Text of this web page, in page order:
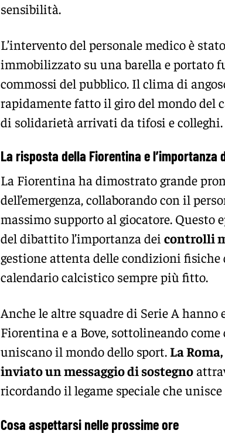
sensibilità.
L’intervento del personale medico è
immobilizzato su una barella e portato
commossi del pubblico. Il clima di
rapidamente fatto il giro del mondo del
di solidarietà arrivati da tifosi e colleghi.
La risposta della Fiorentina e l’importanza
La Fiorentina ha dimostrato grande
dell’emergenza, collaborando con il
massimo supporto al giocatore. Questo
del dibattito l’importanza dei controlli
gestione attenta delle condizioni
calendario calcistico sempre più fitto.
Anche le altre squadre di Serie A hanno
Fiorentina e a Bove, sottolineando
uniscano il mondo dello sport.La
inviato un messaggio di sostegno
ricordando il legame speciale che
Cosa aspettarsi nelle prossime ore